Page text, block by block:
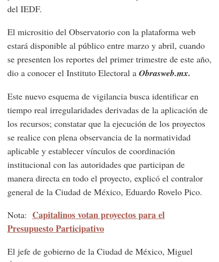
del IEDF.
El micrositio del Observatorio con la plataforma web
estará disponible al público entre marzo y abril, cuando
se presenten los reportes del primer trimestre de este año,
dio a conocer el Instituto Electoral a Obrasweb.mx.
Este nuevo esquema de vigilancia busca identificar en
tiempo real irregularidades derivadas de la aplicación de
los recursos; constatar que la ejecución de los proyectos
se realice con plena observancia de la normatividad
aplicable y establecer vínculos de coordinación
institucional con las autoridades que participan de
manera directa en todo el proyecto, explicó el contralor
general de la Ciudad de México, Eduardo Rovelo Pico.
Nota: Capitalinos votan proyectos para el
Presupuesto Participativo
El jefe de gobierno de la Ciudad de México, Miguel